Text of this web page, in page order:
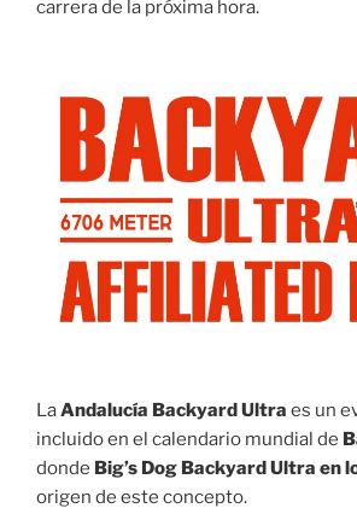
carrera de la próxima hora.
LaAndalucía Backyard Ultra es un
incluido en el calendario mundial de
donde Big’s Dog Backyard Ultra en
origen de este concepto.